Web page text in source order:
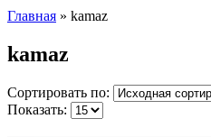
Главная » kamaz
kamaz
Сортировать по:
Показать: